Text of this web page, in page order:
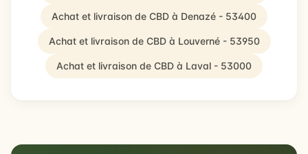
Achat et livraison de CBD à Denazé - 53400
Achat et livraison de CBD à Louverné - 53950
Achat et livraison de CBD à Laval - 53000